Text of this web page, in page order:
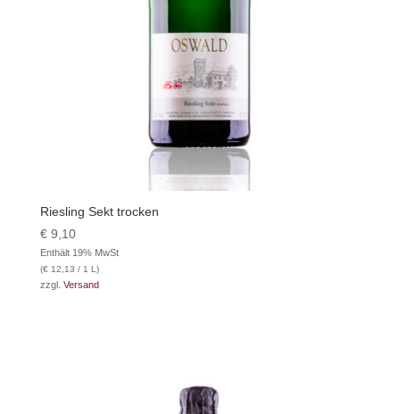
Riesling Sekt trocken
€9,10
Enthält 19% MwSt
(€12,13 / 1 L)
zzgl. Versand